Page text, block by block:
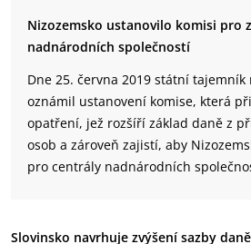
Nizozemsko ustanovilo komisi pro
nadnárodních společností
Dne 25. června 2019 státní
oznámil ustanovení komise, která
opatření, jež rozšíří základ daně z
osob a zároveň zajistí, aby
pro centrály nadnárodních
Slovinsko navrhuje zvýšení sazby